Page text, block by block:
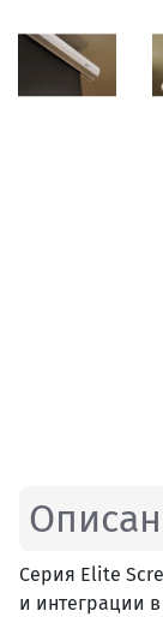
Серия Elite
и интеграции